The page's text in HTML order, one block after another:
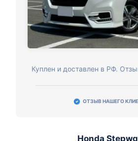
Куплен и доставлен в РФ.
ОТЗЫВ НАШЕГО
Honda